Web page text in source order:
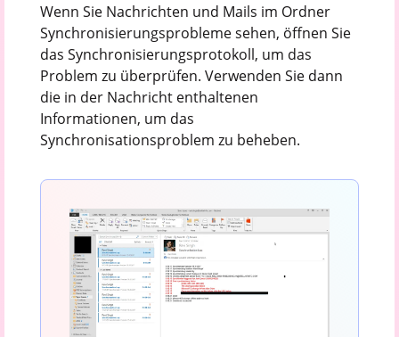
Wenn Sie Nachrichten und Mails im Ordner
Synchronisierungsprobleme sehen, öffnen Sie
das Synchronisierungsprotokoll, um das
Problem zu überprüfen. Verwenden Sie dann
die in der Nachricht enthaltenen
Informationen, um das
Synchronisationsproblem zu beheben.